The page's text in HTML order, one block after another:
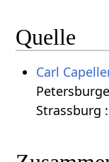
Quelle
Carl
Strassburg